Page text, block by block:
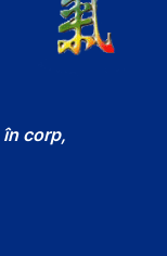
corp,